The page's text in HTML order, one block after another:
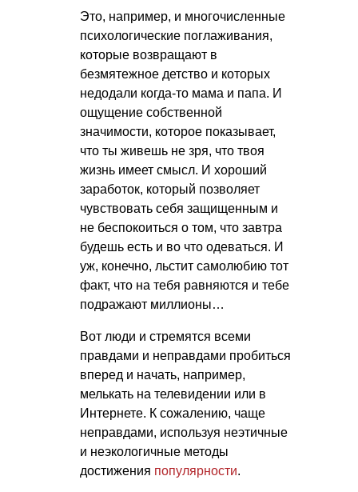
Это, например, и многочисленные
психологические поглаживания,
которые возвращают в
безмятежное детство и которых
недодали когда-то мама и папа. И
ощущение собственной
значимости, которое показывает,
что ты живешь не зря, что твоя
жизнь имеет смысл. И хороший
заработок, который позволяет
чувствовать себя защищенным и
не беспокоиться о том, что завтра
будешь есть и во что одеваться. И
уж, конечно, льстит самолюбию тот
факт, что на тебя равняются и тебе
подражают миллионы…
Вот люди и стремятся всеми
правдами и неправдами пробиться
вперед и начать, например,
мелькать на телевидении или в
Интернете. К сожалению, чаще
неправдами, используя неэтичные
и неэкологичные методы
достижения популярности.